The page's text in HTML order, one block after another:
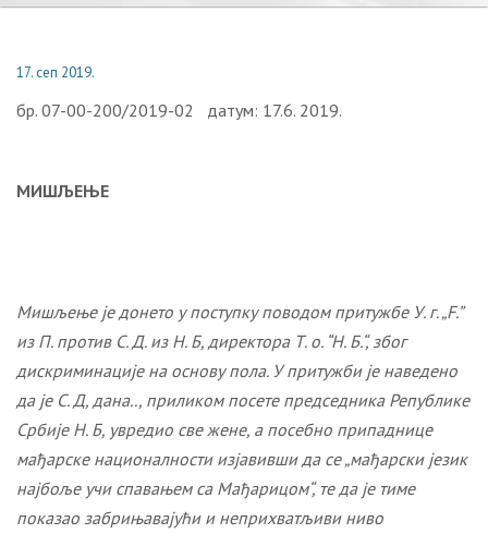
17. сеп 2019.
бр. 07-00-200/2019-02 датум: 17.6. 2019.
МИШЉЕЊЕ
Мишљење је донето у поступку поводом притужбе У. г. „F.”
из П. против С. Д. из Н. Б, директора Т. о. “Н. Б.“, због
дискриминације на основу пола.У притужби је наведено
да је С. Д, дана.., приликом посете председника Републике
Србије Н. Б, увредио све жене, а посебно припаднице
мађарске националности изјавивши да се „мађарски језик
најбоље учи спавањем са Мађарицом“, те да је тиме
показао забрињавајући и неприхватљиви ниво